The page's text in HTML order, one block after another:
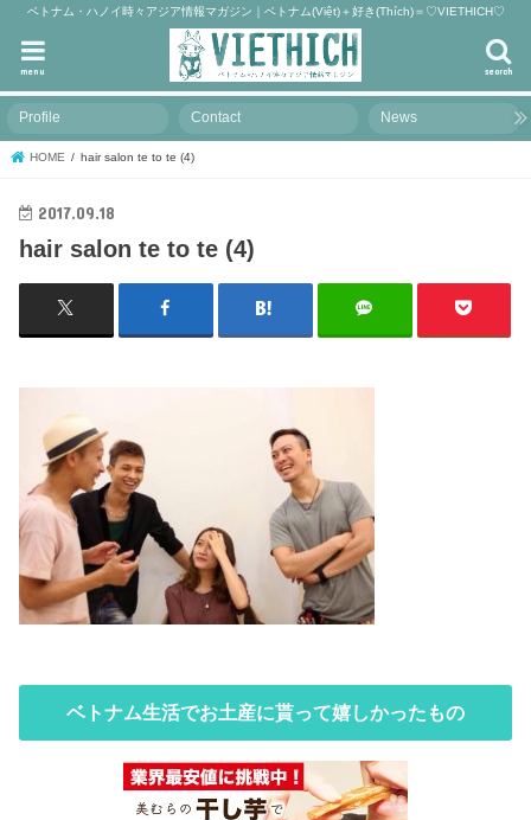
ベトナム・ハノイ時々アジア情報マガジン｜ベトナム(Việt)＋好き(Thích)＝♡VIETHICH♡
search
menu
Profile Contact News
HOME hair salon te to te (4)
2017.09.18
hair salon te to te (4)
ベトナム生活でお土産に貰って嬉しかったもの